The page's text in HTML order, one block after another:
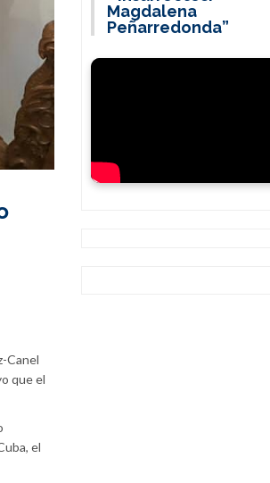
Canel
que el
el
Magdalena
Peñarredonda”